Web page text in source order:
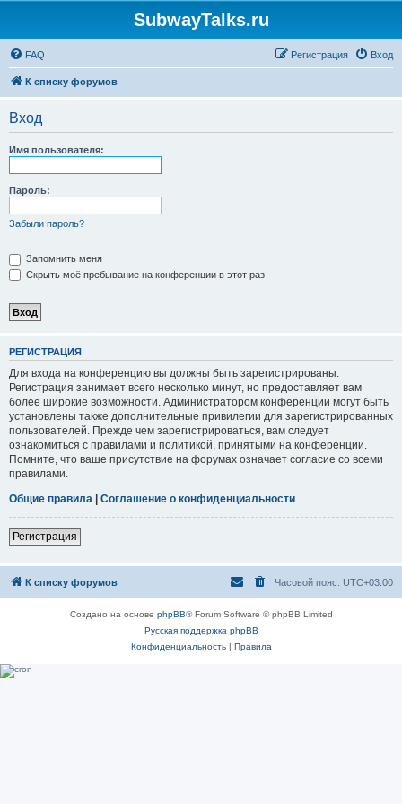
SubwayTalks.ru
FAQ Вход
Регистрация
К списку форумов
Вход
Имя пользователя:
Пароль:
Забыли пароль?
Запомнить меня
Скрыть моё пребывание на конференции в этот раз
РЕГИСТРАЦИЯ
Для входа на конференцию вы должны быть зарегистрированы.
Регистрация занимает всего несколько минут, но предоставляет вам
более широкие возможности. Администратором конференции могут быть
установлены также дополнительные привилегии для зарегистрированных
пользователей. Прежде чем зарегистрироваться, вам следует
ознакомиться с правилами и политикой, принятыми на конференции.
Помните, что ваше присутствие на форумах означает согласие со всеми
правилами.
Общие правила | Соглашение о конфиденциальности
Регистрация
К списку форумов Часовой пояс: UTC+03:00
Создано на основе phpBB® Forum Software © phpBB Limited
Русская поддержка phpBB
Конфиденциальность| Правила